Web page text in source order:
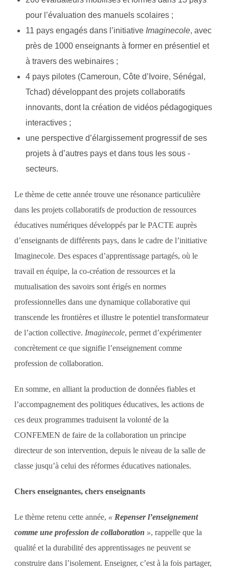
pour l’évaluation des manuels scolaires ;
11 pays engagés dans l’initiative Imaginecole, avec
près de 1000 enseignants à former en présentiel et
à travers des webinaires ;
4 pays pilotes (Cameroun, Côte d’Ivoire, Sénégal,
Tchad) développant des projets collaboratifs
innovants, dont la création de vidéos pédagogiques
interactives ;
une perspective d’élargissement progressif de ses
projets à d’autres pays et dans tous les sous -
secteurs.
Le thème de cette année trouve une résonance particulière
dans les projets collaboratifs de production de ressources
éducatives numériques développés par le PACTE auprès
d’enseignants de différents pays, dans le cadre de l’initiative
Imaginecole. Des espaces d’apprentissage partagés, où le
travail en équipe, la co-création de ressources et la
mutualisation des savoirs sont érigés en normes
professionnelles dans une dynamique collaborative qui
transcende les frontières et illustre le potentiel transformateur
de l’action collective. Imaginecole, permet d’expérimenter
concrètement ce que signifie l’enseignement comme
profession de collaboration.
En somme, en alliant la production de données fiables et
l’accompagnement des politiques éducatives, les actions de
ces deux programmes traduisent la volonté de la
CONFEMEN de faire de la collaboration un principe
directeur de son intervention, depuis le niveau de la salle de
classe jusqu’à celui des réformes éducatives nationales.
Chers enseignantes, chers enseignants
Le thème retenu cette année, « Repenser l’enseignement
comme une profession de collaboration », rappelle que la
qualité et la durabilité des apprentissages ne peuvent se
construire dans l’isolement. Enseigner, c’est à la fois partager,